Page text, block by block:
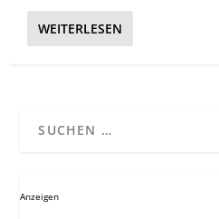
WEITERLESEN
Anzeigen